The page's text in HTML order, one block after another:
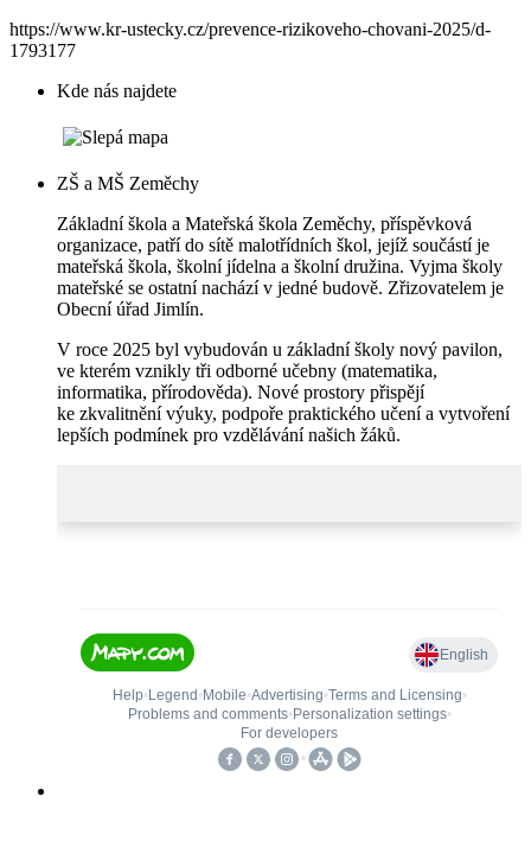
https://www.kr-ustecky.cz/prevence-rizikoveho-chovani-2025/d-
1793177
Kde nás najdete
ZŠ a MŠ Zeměchy
Základní škola a Mateřská škola Zeměchy, příspěvková
organizace, patří do sítě malotřídních škol, jejíž součástí je
mateřská škola, školní jídelna a školní družina. Vyjma školy
mateřské se ostatní nachází v jedné budově. Zřizovatelem je
Obecní úřad Jimlín.
V roce 2025 byl vybudován u základní školy nový pavilon,
ve kterém vznikly tři odborné učebny (matematika,
informatika, přírodověda). Nové prostory přispějí
ke zkvalitnění výuky, podpoře praktického učení a vytvoření
lepších podmínek pro vzdělávání našich žáků.